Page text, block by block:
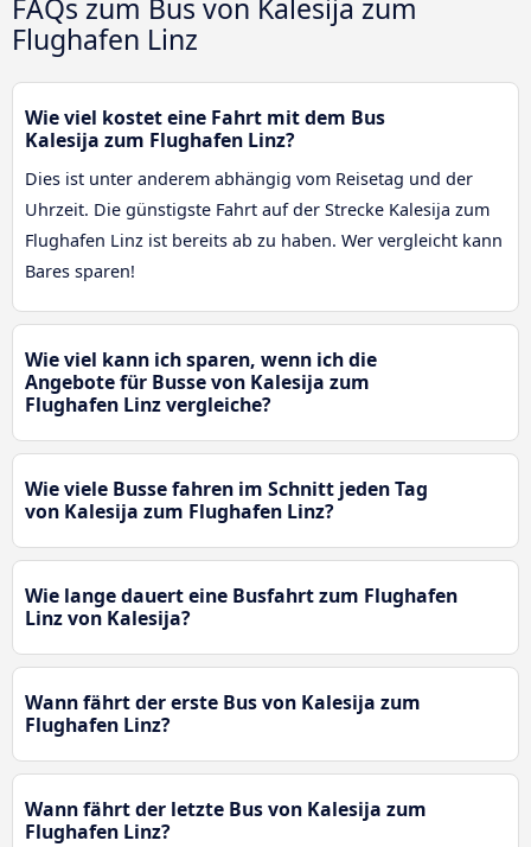
FAQs zum Bus von Kalesija zum
Flughafen Linz
Wie viel kostet eine Fahrt mit dem Bus
Kalesija zum Flughafen Linz?
Dies ist unter anderem abhängig vom Reisetag und der
Uhrzeit. Die günstigste Fahrt auf der Strecke Kalesija zum
Flughafen Linz ist bereits ab zu haben. Wer vergleicht kann
Bares sparen!
Wie viel kann ich sparen, wenn ich die
Angebote für Busse von Kalesija zum
Flughafen Linz vergleiche?
Wie viele Busse fahren im Schnitt jeden Tag
von Kalesija zum Flughafen Linz?
Wie lange dauert eine Busfahrt zum Flughafen
Linz von Kalesija?
Wann fährt der erste Bus von Kalesija zum
Flughafen Linz?
Wann fährt der letzte Bus von Kalesija zum
Flughafen Linz?